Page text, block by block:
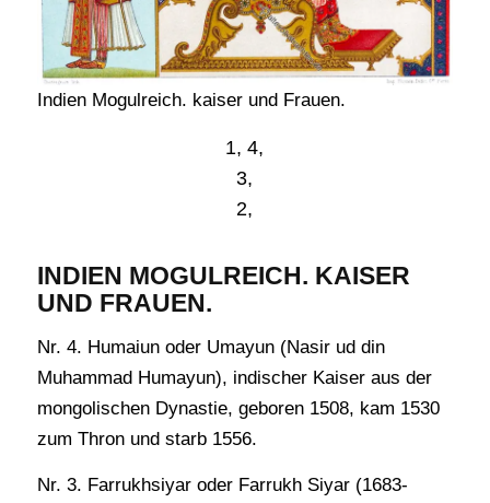
Indien Mogulreich. kaiser und Frauen.
1, 4,
3,
2,
INDIEN MOGULREICH. KAISER
UND FRAUEN.
Nr. 4. Humaiun oder Umayun (Nasir ud din
Muhammad Humayun), indischer Kaiser aus der
mongolischen Dynastie, geboren 1508, kam 1530
zum Thron und starb 1556.
Nr. 3. Farrukhsiyar oder Farrukh Siyar (1683-